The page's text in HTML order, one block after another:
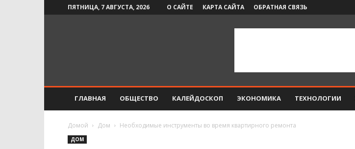
ПЯТНИЦА, 7 АВГУСТА, 2026 О САЙТЕ КАРТА САЙТА ОБРАТНАЯ СВЯЗЬ
ГЛАВНАЯ ОБЩЕСТВО КАЛЕЙДОСКОП ЭКОНОМИКА ТЕХНОЛОГИИ
Домой Дом Необходимые инструменты во время квартирного ремонта
ДОМ